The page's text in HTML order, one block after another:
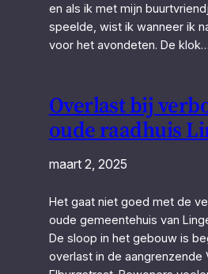
en als ik met mijn
speelde, wist ik wanneer ik
voor het avondeten. De klok…
Overlast bij
oude raadhuis
maart 2, 2025
Het gaat niet goed met de
oude gemeentehuis van
De sloop in het gebouw is
overlast in de aangrenzende